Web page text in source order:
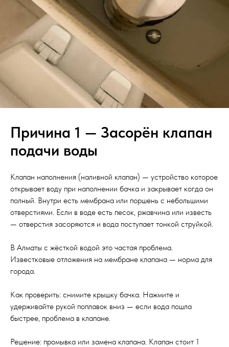
Причина 1 — Засорён клапан
подачи воды
Клапан наполнения (наливной клапан) — устройство которое
открывает воду при наполнении бачка и закрывает когда он
полный. Внутри есть мембрана или поршень с небольшими
отверстиями. Если в воде есть песок, ржавчина или известь
— отверстия засоряются и вода поступает тонкой струйкой.
В Алматы с жёсткой водой это частая проблема.
Известковые отложения на мембране клапана — норма для
города.
Как проверить: снимите крышку бачка. Нажмите и
удерживайте рукой поплавок вниз — если вода пошла
быстрее, проблема в клапане.
Решение: промывка или замена клапана. Клапан стоит 1